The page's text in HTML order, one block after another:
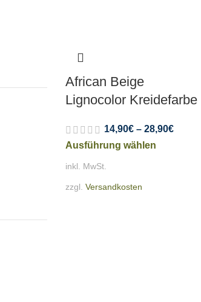
African Beige
Lignocolor Kreidefarbe
14,90€– 28,90€
Ausführung wählen
inkl. MwSt.
zzgl. Versandkosten